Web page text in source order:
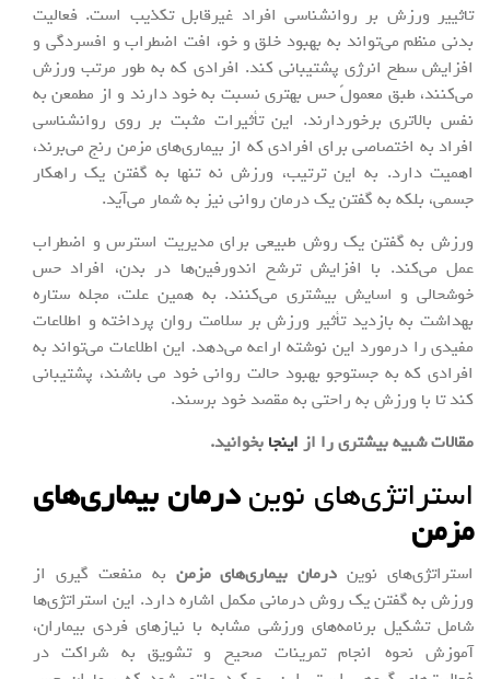
تاثییر ورزش بر روانشناسی افراد غیرقابل تکذیب است. فعالیت
بدنی منظم می‌تواند به بهبود خلق و خو، افت اضطراب و افسردگی و
افزایش سطح انرژی پشتیبانی کند. افرادی که به طور مرتب ورزش
می‌کنند، طبق معمولً حس بهتری نسبت به خود دارند و از مطمعن به
نفس بالاتری برخوردارند. این تأثیرات مثبت بر روی روانشناسی
افراد به اختصاصی برای افرادی که از بیماری‌های مزمن رنج می‌برند،
اهمیت دارد. به این ترتیب، ورزش نه تنها به گفتن یک راهکار
جسمی، بلکه به گفتن یک درمان روانی نیز به شمار می‌آید.
ورزش به گفتن یک روش طبیعی برای مدیریت استرس و اضطراب
عمل می‌کند. با افزایش ترشح اندورفین‌ها در بدن، افراد حس
خوشحالی و اسایش بیشتری می‌کنند. به همین علت، مجله ستاره
بهداشت به بازدید تأثیر ورزش بر سلامت روان پرداخته و اطلاعات
مفیدی را درمورد این نوشته اراعه می‌دهد. این اطلاعات می‌تواند به
افرادی که به جستوجو بهبود حالت روانی خود می باشند، پشتیبانی
کند تا با ورزش به راحتی به مقصد خود برسند.
مقالات شبیه بیشتری را از اینجا بخوانید.
استراتژی‌های نویندرمان بیماری‌های
مزمن
استراتژی‌های نوین درمان بیماری‌های مزمن به منفعت گیری از
ورزش به گفتن یک روش درمانی مکمل اشاره دارد. این استراتژی‌ها
شامل تشکیل برنامه‌های ورزشی مشابه با نیازهای فردی بیماران،
آموزش نحوه انجام تمرینات صحیح و تشویق به شراکت در